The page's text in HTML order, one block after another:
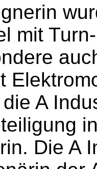
mit
A
Die A